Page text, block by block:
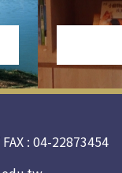
: 04-22873454